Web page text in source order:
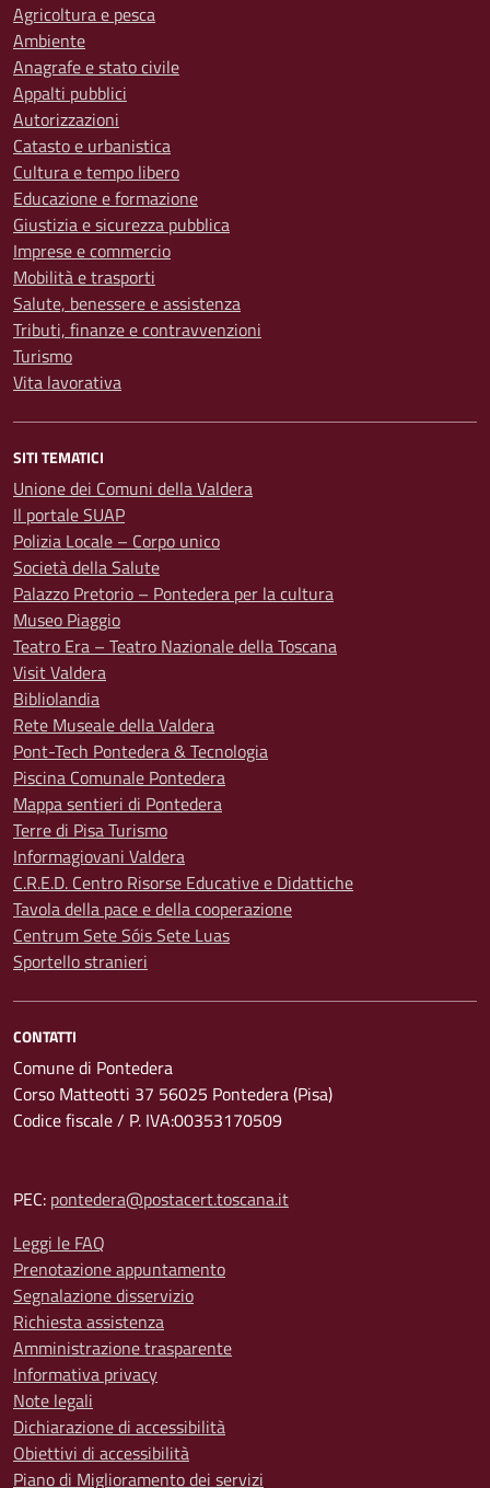
Agricoltura e pesca
Ambiente
Anagrafe e stato civile
Appalti pubblici
Autorizzazioni
Catasto e urbanistica
Cultura e tempo libero
Educazione e formazione
Giustizia e sicurezza pubblica
Imprese e commercio
Mobilità e trasporti
Salute, benessere e assistenza
Tributi, finanze e contravvenzioni
Turismo
Vita lavorativa
SITI TEMATICI
Unione dei Comuni della Valdera
Il portale SUAP
Polizia Locale – Corpo unico
Società della Salute
Palazzo Pretorio – Pontedera per la cultura
Museo Piaggio
Teatro Era – Teatro Nazionale della Toscana
Visit Valdera
Bibliolandia
Rete Museale della Valdera
Pont-Tech Pontedera & Tecnologia
Piscina Comunale Pontedera
Mappa sentieri di Pontedera
Terre di Pisa Turismo
Informagiovani Valdera
C.R.E.D. Centro Risorse Educative e Didattiche
Tavola della pace e della cooperazione
Centrum Sete Sóis Sete Luas
Sportello stranieri
CONTATTI
Comune di Pontedera
Corso Matteotti 37 56025 Pontedera (Pisa)
Codice fiscale / P. IVA:00353170509
PEC: pontedera@postacert.toscana.it
Leggi le FAQ
Prenotazione appuntamento
Segnalazione disservizio
Richiesta assistenza
Amministrazione trasparente
Informativa privacy
Note legali
Dichiarazione di accessibilità
Obiettivi di accessibilità
Piano di Miglioramento dei servizi